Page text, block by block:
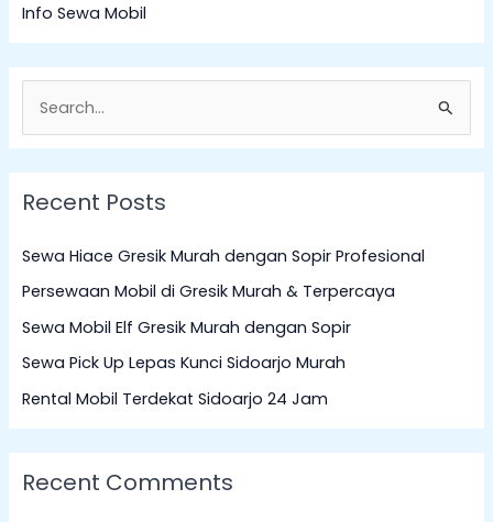
Info Sewa Mobil
e
a
r
f
o
r
:
Recent Posts
Sewa Hiace Gresik Murah dengan Sopir Profesional
Persewaan Mobil di Gresik Murah & Terpercaya
Sewa Mobil Elf Gresik Murah dengan Sopir
Sewa Pick Up Lepas Kunci Sidoarjo Murah
Rental Mobil Terdekat Sidoarjo 24 Jam
Recent Comments